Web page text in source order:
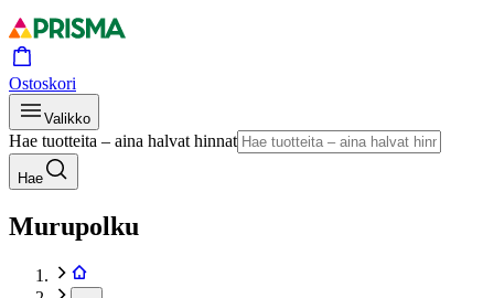
Ostoskori
Valikko
Hae tuotteita – aina halvat hinnat
Hae
Murupolku